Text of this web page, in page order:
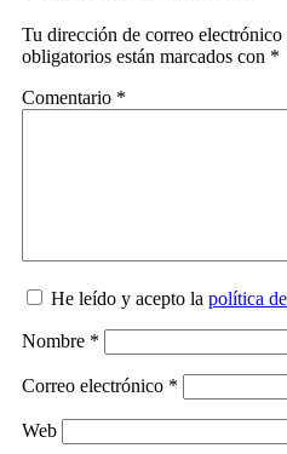
Tu dirección de correo electrónico
obligatorios están marcados con *
Comentario *
He leído y acepto la política
Nombre *
Correo electrónico *
Web